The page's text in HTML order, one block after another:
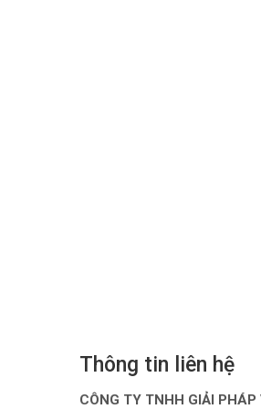
Thông tin liên hệ
CÔNG TY TNHH GIẢI